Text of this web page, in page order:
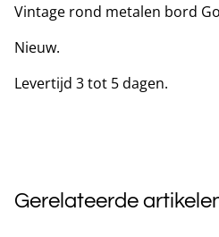
Vintage rond metalen bord
Nieuw.
Levertijd 3 tot 5 dagen.
Gerelateerde